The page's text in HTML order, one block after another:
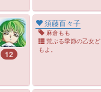
12
須藤百々子
麻倉もも
荒ぶる季節の乙女ど
もよ。